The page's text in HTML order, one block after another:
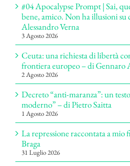
#04 Apocalypse Prompt | Sai,
bene, amico. Non ha illusioni su
Alessandro Verna
3 Agosto 2026
Ceuta: una richiesta di libertà
frontiera europeo – di Gennaro
2 Agosto 2026
Decreto “anti-maranza”: un
moderno” – di Pietro Saitta
1 Agosto 2026
La repressione raccontata a mio
Braga
31 Luglio 2026